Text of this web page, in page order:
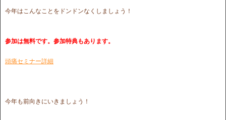
今年はこんなことをドンドンなくしましょう！
参加は無料です。参加特典もあります。
頭痛セミナー詳細
今年も前向きにいきましょう！